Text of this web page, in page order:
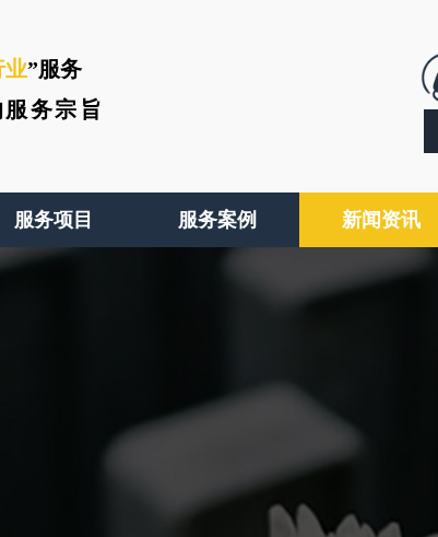
业”服务
务宗旨
服务项目 服务案例 新闻资讯